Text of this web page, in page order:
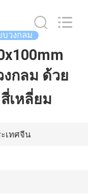
บวงกลม
งกลม ด้วย
เหลี่ยม
เทศจีน